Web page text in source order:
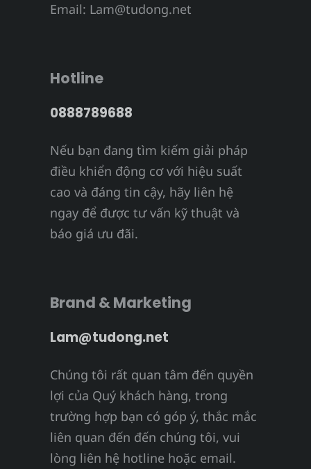
Email: Lam@tudong.net
Hotline
0888789688
Nếu bạn đang tìm kiếm giải pháp
điều khiển động cơ với hiệu suất
cao và đáng tin cậy, hãy liên hệ
ngay để được tư vấn kỹ thuật và
báo giá ưu đãi.
Brand & Marketing
Lam@tudong.net
Chúng tôi rất quan tâm đến quyền
lợi của Quý khách hàng, trong
trường hợp bạn có góp ý, thắc mắc
liên quan đến đến chúng tôi, vui
lòng liên hệ hotline hoặc email.